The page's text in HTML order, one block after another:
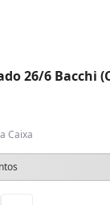
26/6 Bacchi
Caixa